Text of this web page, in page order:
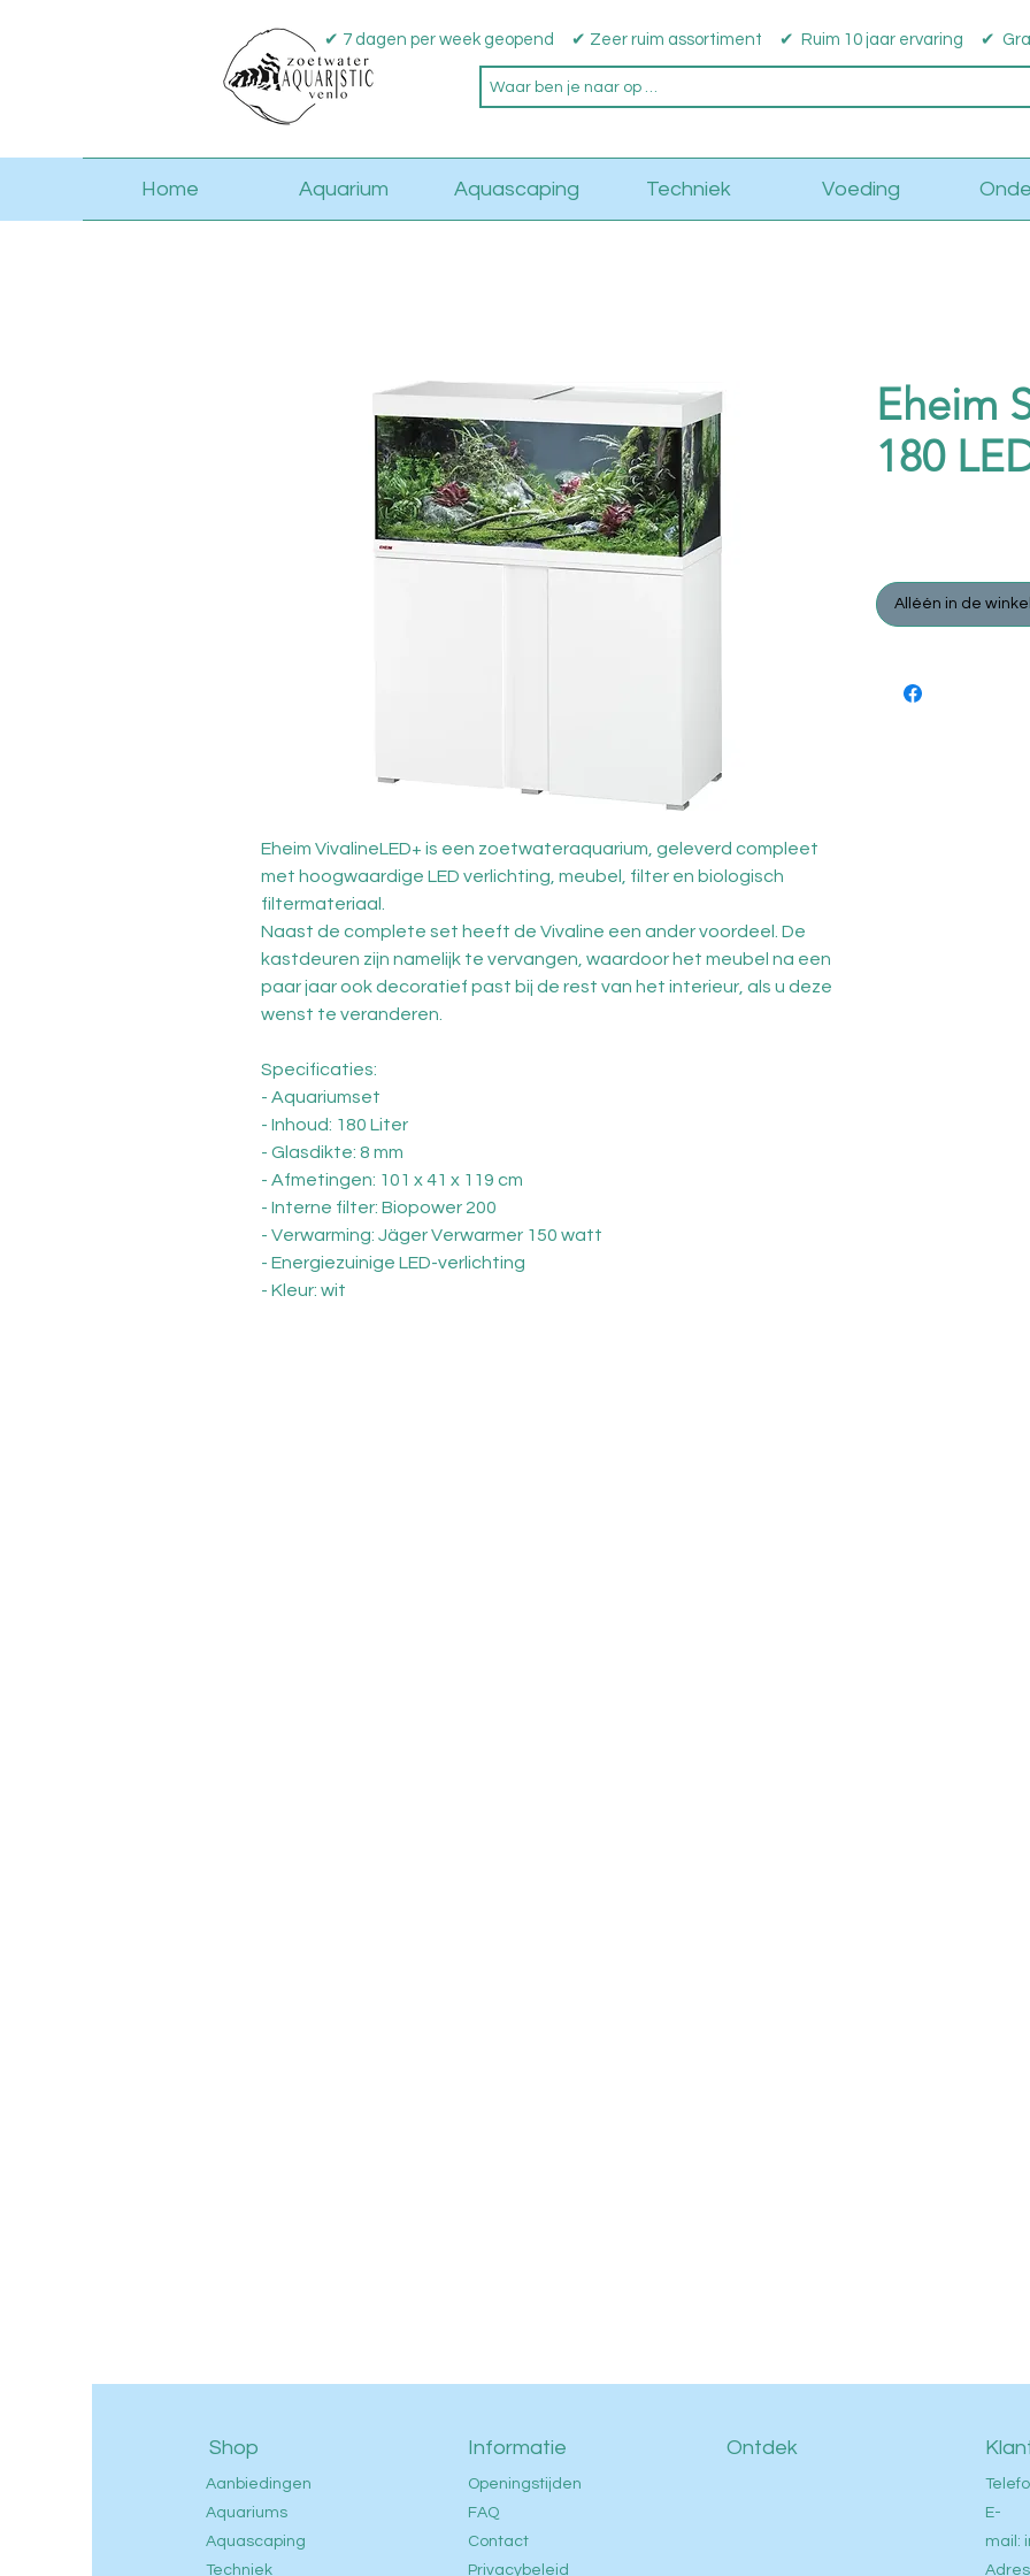
✔ 7 dagen per week geopend ✔ Zeer ruim assortiment ✔ Ruim 10 jaar ervaring ✔
Home Aquarium Aquascaping Techniek Voeding
Eheim VivalineLED+ is een zoetwateraquarium, geleverd compleet
met hoogwaardige LED verlichting, meubel, filter en biologisch
filtermateriaal.
Naast de complete set heeft de Vivaline een ander voordeel. De
kastdeuren zijn namelijk te vervangen, waardoor het meubel na een
paar jaar ook decoratief past bij de rest van het interieur, als u deze
wenst te veranderen.
Specificaties:
- Aquariumset
- Inhoud: 180 Liter
- Glasdikte: 8 mm
- Afmetingen: 101 x 41 x 119 cm
- Interne filter: Biopower 200
- Verwarming: Jäger Verwarmer 150 watt
- Energiezuinige LED-verlichting
- Kleur: wit
Eheim
180
Alléén in de winkel
Shop
Aanbiedingen
Aquariums
Aquascaping
Techniek
Informatie
Openingstijden
FAQ
Contact
Privacybeleid
Ontdek
E-
mail: